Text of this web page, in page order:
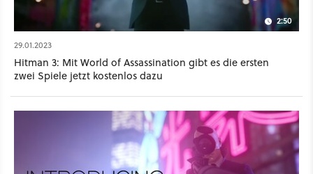
2:50
29.01.2023
Hitman 3: Mit World of Assassination gibt es die ersten
zwei Spiele jetzt kostenlos dazu